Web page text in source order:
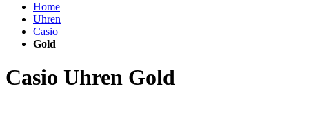
Home
Uhren
Casio
Gold
Casio Uhren Gold